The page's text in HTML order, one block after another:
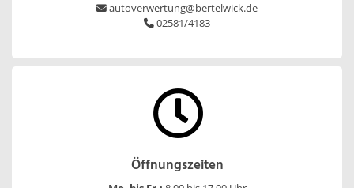
autoverwertung@bertelwick.de
02581/4183
Öffnungszeiten